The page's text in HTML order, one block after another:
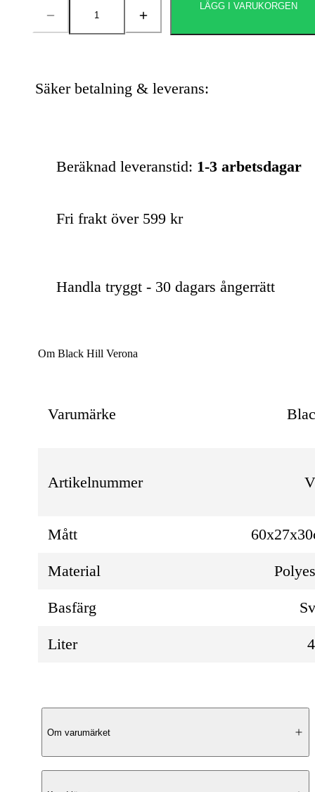
Antal
LÄGG I VARUKORGEN
Säker betalning & leverans:
Beräknad leveranstid: 1-3 arbetsdagar
Fri frakt över 599 kr
Handla tryggt - 30 dagars ångerrätt
Om Black Hill Verona
Varumärke
Artikelnummer
Mått
Material
Basfärg
Liter
Produktbeskrivning
Elegant Design
Om varumärket